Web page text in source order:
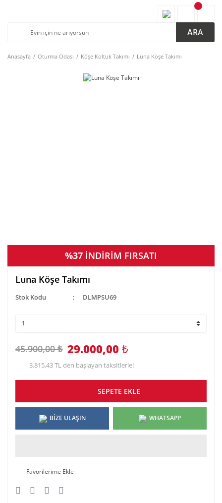
ARA
Anasayfa Oturma Odası Köşe Koltuk Takımı Luna Köşe Takımı
%37 İNDİRİM FIRSATI
Luna Köşe Takımı
Stok Kodu DLMPSU69
45.900,00 ₺ 29.000,00 ₺
3.815,43 TL den başlayan taksitlerle!
SEPETE EKLE
BİZE ULAŞIN WHATSAPP